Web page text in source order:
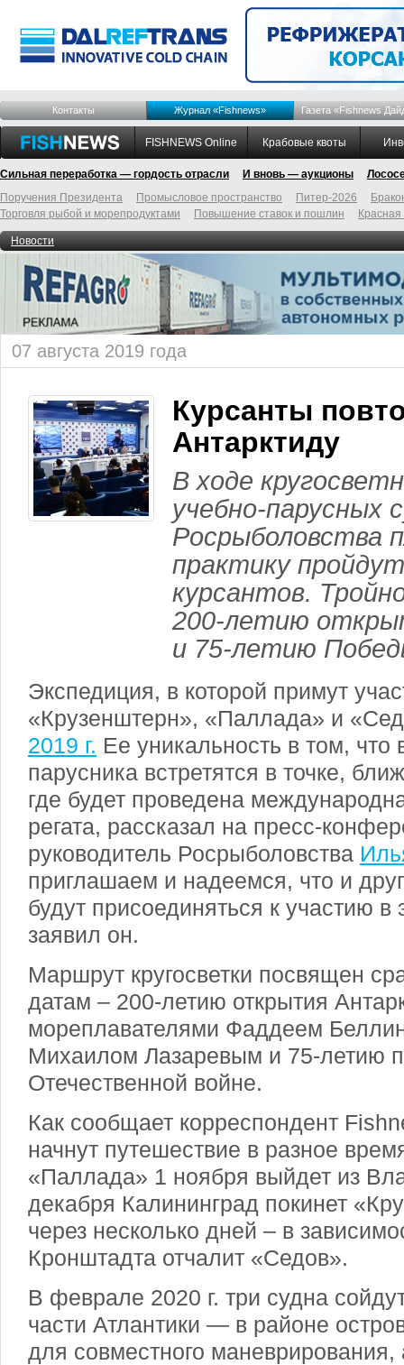
Контакты Журнал «Fishnews» Газета «Fishnews
FISHNEWS Online Крабовые квоты
Сильная переработка — гордость отрасли И вновь — аукционы
Поручения Президента
Промысловое пространство Питер-2026
Торговля рыбой и морепродуктами
Повышение ставок и пошлин
Новости
07 августа 2019 года
Курсанты
Антарктиду
В ходе
учебно-парусных
Росрыболовства
практику
курсантов.
200-летию
и 75-летию
Экспедиция, в которой примут
«Крузенштерн», «Паллада» и
2019 г. Ее уникальность в том, что
парусника встретятся в точке,
где будет проведена
регата, рассказал на пресс-
руководитель Росрыболовства
приглашаем и надеемся, что и
будут присоединяться к участию в
заявил он.
Маршрут кругосветки посвящен
датам – 200-летию открытия
мореплавателями Фаддеем
Михаилом Лазаревым и 75-летию
Отечественной войне.
Как сообщает корреспондент
начнут путешествие в разное
«Паллада» 1 ноября выйдет из
декабря Калининград покинет
через несколько дней – в
Кронштадта отчалит «Седов».
В феврале 2020 г. три судна
части Атлантики — в районе
для совместного маневрирования,